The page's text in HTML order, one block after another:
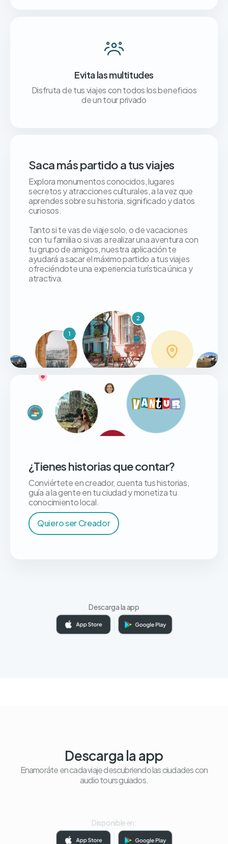
Evita las multitudes
Disfruta de tus viajes con todos los beneficios
de un tour privado
Saca más partido a tus viajes
Explora monumentos conocidos, lugares
secretos y atracciones culturales, a la vez que
aprendes sobre su historia, significado y datos
curiosos.
Tanto si te vas de viaje solo, o de vacaciones
con tu familia o si vas a realizar una aventura con
tu grupo de amigos, nuestra aplicación te
ayudará a sacar el máximo partido a tus viajes
ofreciéndote una experiencia turística única y
atractiva.
¿Tienes historias que contar?
Conviértete en creador, cuenta tus historias,
guía a la gente en tu ciudad y monetiza tu
conocimiento local.
Quiero ser Creador
Descarga la app
Descarga la app
Enamoráte en cada viaje descubriendo las ciudades con
audio tours guiados.
Disponible en: